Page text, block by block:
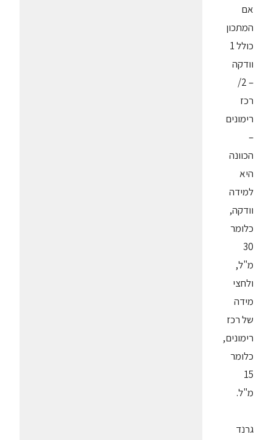
אם
המתכון
כולל 1
וודקה
– 2/
רכז
רימונים
–
הכוונה
היא
למידה
וודקה,
כלומר
30
מ"ל,
ולחצי
מידה
של רכז
רימונים,
כלומר
15
מ"ל.
גרנד